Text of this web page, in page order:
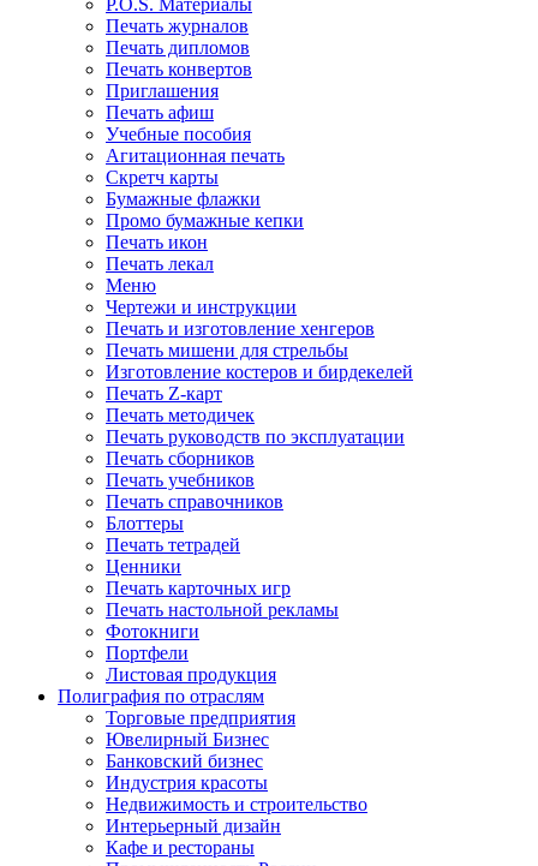
P.O.S. Материалы
Печать журналов
Печать дипломов
Печать конвертов
Приглашения
Печать афиш
Учебные пособия
Агитационная печать
Скретч карты
Бумажные флажки
Промо бумажные кепки
Печать икон
Печать лекал
Меню
Чертежи и инструкции
Печать и изготовление хенгеров
Печать мишени для стрельбы
Изготовление костеров и бирдекелей
Печать Z-карт
Печать методичек
Печать руководств по эксплуатации
Печать сборников
Печать учебников
Печать справочников
Блоттеры
Печать тетрадей
Ценники
Печать карточных игр
Печать настольной рекламы
Фотокниги
Портфели
Листовая продукция
Полиграфия по отраслям
Торговые предприятия
Ювелирный Бизнес
Банковский бизнес
Индустрия красоты
Недвижимость и строительство
Интерьерный дизайн
Кафе и рестораны